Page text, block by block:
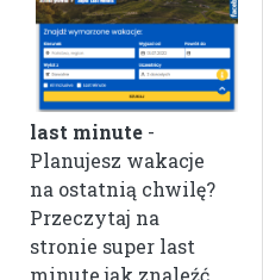
last minute -
Planujesz wakacje
na ostatnią chwilę?
Przeczytaj na
stronie super last